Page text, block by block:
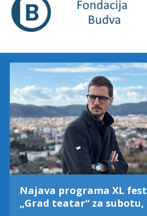
Najava programa XL
„Grad teatar“ za subotu,